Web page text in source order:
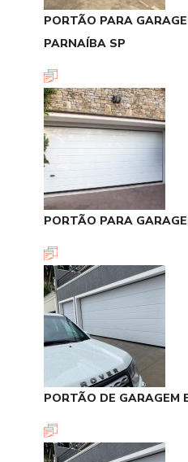
PORTÃO PARA
PARNAÍBA SP
PORTÃO PARA
PORTÃO DE GARAGEM